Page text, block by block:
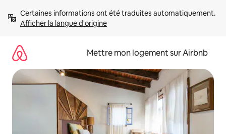
directement
Afficher la langue d'origine
Mettre mon logement sur Airbnb